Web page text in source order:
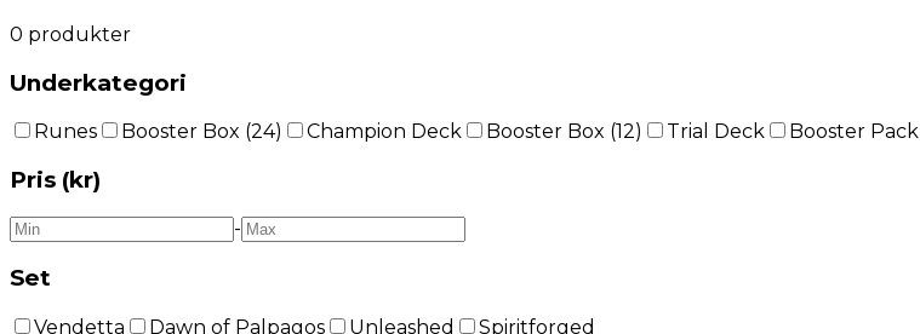
0 produkter
Underkategori
Runes Booster Box (24) Champion Deck Booster Box (12) Trial Deck Booster Pack
Pris (kr)
-
Set
Vendetta Dawn of Palpagos Unleashed Spiritforged